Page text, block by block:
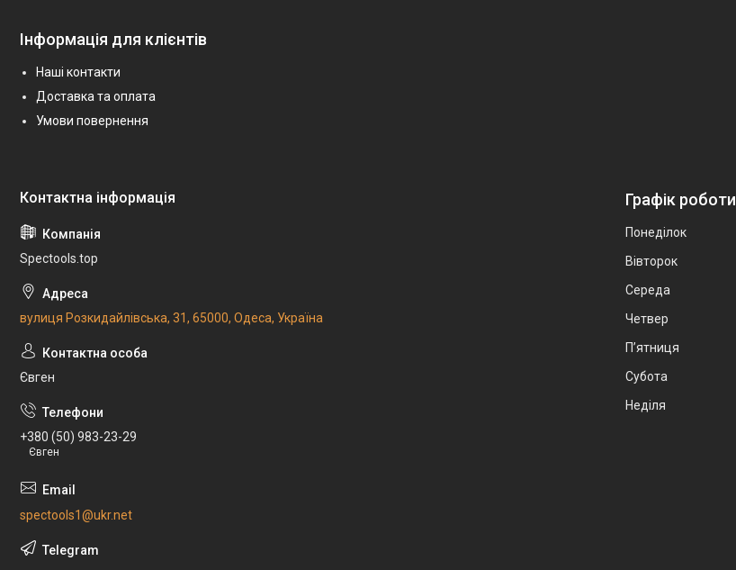
Інформація для клієнтів
Наші контакти
Доставка та оплата
Умови повернення
Spectools.top
вулиця Розкидайлівська, 31, 65000, Одеса, Україна
Євген
+380 (50) 983-23-29
Євген
spectools1@ukr.net
Графік роботи
Понеділок
Вівторок
Середа
Четвер
Пʼятниця
Субота
Неділя